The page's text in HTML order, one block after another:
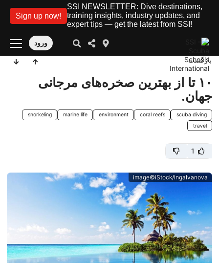
SSI NEWSLETTER: Dive destinations,
training insights, industry updates, and
expert tips — get the latest from SSI!
Sign up now!
ورود
بازگشت
۱۰ تا از بهترین صخره‌های مرجانی
جهان.
scuba diving
coral reefs
environment
marine life
snorkeling
travel
1
image©iStock/IngaIvanova